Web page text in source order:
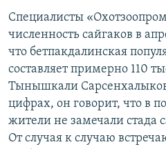
Специалисты
численность сайгаков в
что бетпакдалинская
составляет примерно 110
Тынышкали Сарсенхалыков
цифрах, он говорит, что в
жители не замечали стада
От случая к случаю